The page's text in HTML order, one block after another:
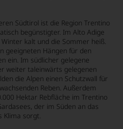
Südtirol ist die Region Trentino
begünstigter. Im Alto Adige
kalt und die Sommer heiß.
geeigneten Hängen für den
ein. Im südlicher gelegene
weiter taleinwärts gelegenen
die Alpen einen Schutzwall für
Reben. Außerdem
Hektar Rebfläche im Trentino
der im Süden an das
Klima sorgt.